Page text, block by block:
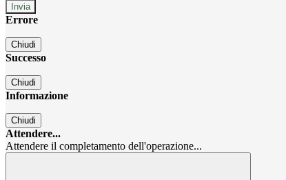
Errore
Chiudi
Successo
Chiudi
Informazione
Chiudi
Attendere...
Attendere il completamento dell'operazione...